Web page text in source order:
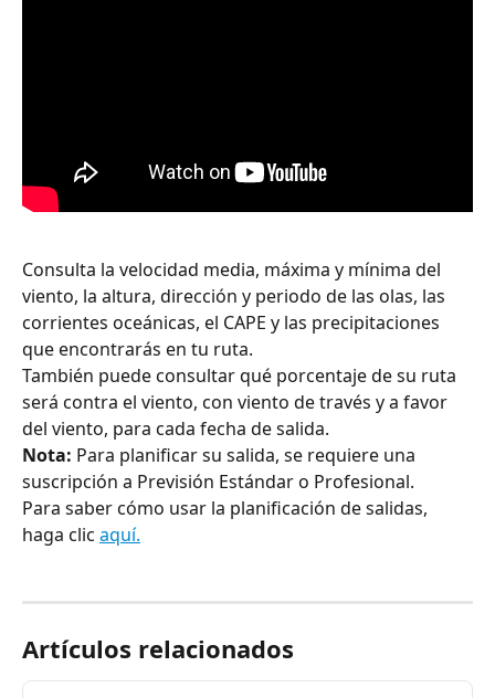
Consulta la velocidad media, máxima y mínima del
viento, la altura, dirección y periodo de las olas, las
corrientes oceánicas, el CAPE y las precipitaciones
que encontrarás en tu ruta.
También puede consultar qué porcentaje de su ruta
será contra el viento, con viento de través y a favor
del viento, para cada fecha de salida.
Nota: Para planificar su salida, se requiere una
suscripción a Previsión Estándar o Profesional.
Para saber cómo usar la planificación de salidas,
haga clic aquí.
Artículos relacionados